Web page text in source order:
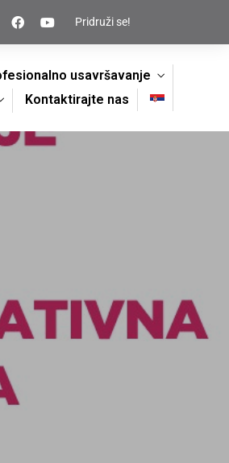
Pridruži se!
usavršavanje
Kontaktirajte nas